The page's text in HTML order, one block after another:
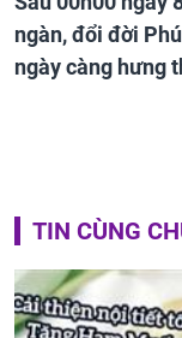
ngàn, đổi đời
ngày càng hưng
TIN CÙNG